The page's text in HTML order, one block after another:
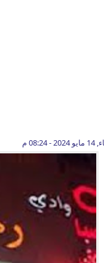
- 08:24 م